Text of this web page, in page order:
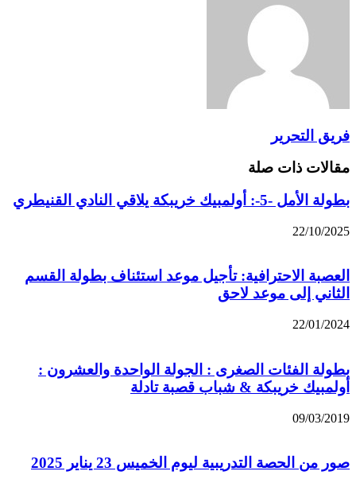
فريق التحرير
مقالات ذات صلة
بطولة الأمل -5-: أولمبيك خريبكة يلاقي النادي القنيطري
22/10/2025
العصبة الاحترافية: تأجيل موعد استئناف بطولة القسم
الثاني إلى موعد لاحق
22/01/2024
بطولة الفئات الصغرى : الجولة الواحدة والعشرون :
أولمبيك خريبكة & شباب قصبة تادلة
09/03/2019
صور من الحصة التدريبية ليوم الخميس 23 يناير 2025